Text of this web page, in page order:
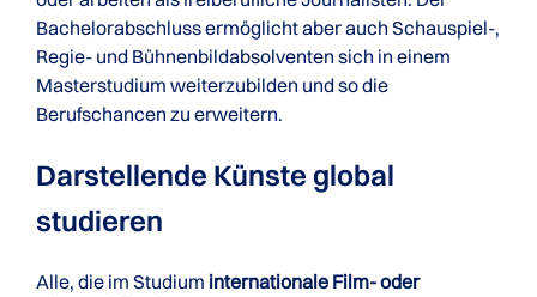
Bachelorabschluss ermöglicht aber auch Schauspiel-,
Regie- und Bühnenbildabsolventen sich in einem
Masterstudium weiterzubilden und so die
Berufschancen zu erweitern.
Darstellende Künste global
studieren
Alle, die im Studium internationale Film- oder